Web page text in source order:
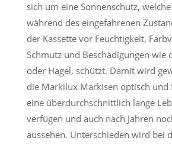
sich um eine Sonnenschutz,
während des eingefahrenen
der Kassette vor Feuchtigkeit,
Schmutz und Beschädigungen wie
oder Hagel, schützt. Damit wird
die Markilux Markisen optisch
eine überdurchschnittlich lange
verfügen und auch nach Jahren
aussehen. Unterschieden wird bei